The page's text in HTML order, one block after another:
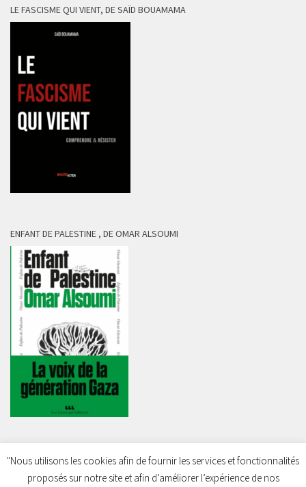
LE FASCISME QUI VIENT, DE SAÏD BOUAMAMA
ENFANT DE PALESTINE , DE OMAR ALSOUMI
"Nous utilisons les cookies afin de fournir les services et fonctionnalités
proposés sur notre site et afin d’améliorer l’expérience de nos